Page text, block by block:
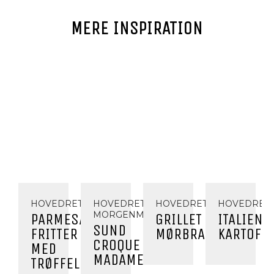
MERE INSPIRATION
HOVEDRET
PARMESAN
FRITTER
MED
TRØFFELMAYO
HOVEDRET,
MORGENMAD
SUND
CROQUE
MADAME
HOVEDRET
GRILLET
MØRBRADBØF
HOVEDRET